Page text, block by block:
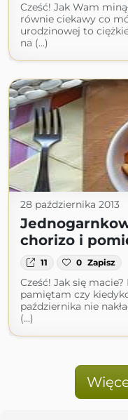
Cześć! Jak Wam
równie ciekawy co
urodzinowej to
na (...)
28 października 2013
chorizo i
11 0 Zapisz
Cześć! Jak się
pamiętam czy
października nie
(...)